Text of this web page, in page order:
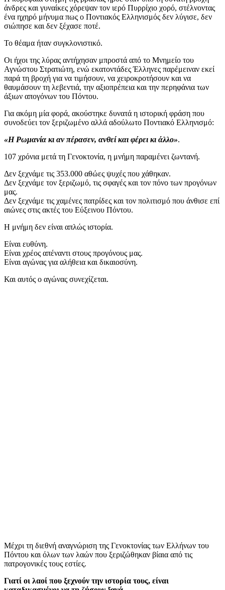
άνδρες και γυναίκες χόρεψαν τον ιερό Πυρρίχιο χορό, στέλνοντας
ένα ηχηρό μήνυμα πως ο Ποντιακός Ελληνισμός δεν λύγισε, δεν
σιώπησε και δεν ξέχασε ποτέ.
Το θέαμα ήταν συγκλονιστικό.
Οι ήχοι της λύρας αντήχησαν μπροστά από το Μνημείο του
Αγνώστου Στρατιώτη, ενώ εκατοντάδες Έλληνες παρέμειναν εκεί
παρά τη βροχή για να τιμήσουν, να χειροκροτήσουν και να
θαυμάσουν τη λεβεντιά, την αξιοπρέπεια και την περηφάνια των
άξιων απογόνων του Πόντου.
Για ακόμη μία φορά, ακούστηκε δυνατά η ιστορική φράση που
συνοδεύει τον ξεριζωμένο αλλά αδούλωτο Ποντιακό Ελληνισμό:
«Η Ρωμανία κι αν πέρασεν, ανθεί και φέρει κι άλλο».
107 χρόνια μετά τη Γενοκτονία, η μνήμη παραμένει ζωντανή.
Δεν ξεχνάμε τις 353.000 αθώες ψυχές που χάθηκαν.
Δεν ξεχνάμε τον ξεριζωμό, τις σφαγές και τον πόνο των προγόνων
μας.
Δεν ξεχνάμε τις χαμένες πατρίδες και τον πολιτισμό που άνθισε επί
αιώνες στις ακτές του Εύξεινου Πόντου.
Η μνήμη δεν είναι απλώς ιστορία.
Είναι ευθύνη.
Είναι χρέος απέναντι στους προγόνους μας.
Είναι αγώνας για αλήθεια και δικαιοσύνη.
Και αυτός ο αγώνας συνεχίζεται.
Μέχρι τη διεθνή αναγνώριση της Γενοκτονίας των Ελλήνων του
Πόντου και όλων των λαών που ξεριζώθηκαν βίαια από τις
πατρογονικές τους εστίες.
Γιατί οι λαοί που ξεχνούν την ιστορία τους, είναι